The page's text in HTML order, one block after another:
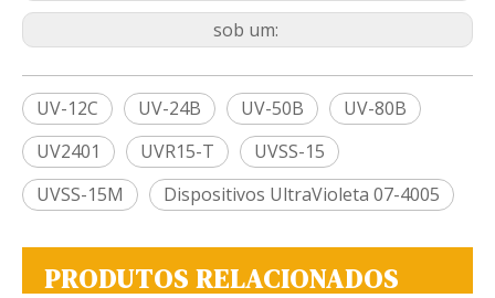
sob um:
UV-12C UV-24B UV-50B
UV-80B
UV2401
UVR15-T
UVSS-15
UVSS-15M
Dispositivos UltraVioleta 07-4005
PRODUTOS RELACIONADOS